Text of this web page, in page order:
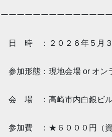
ーーーーーーーーーーーー
日 時 ：２０２６年５月３
参加形態：現地会場 or オン
会 場 ：高崎市内白銀ビル
参加費 ：★６０００円（資